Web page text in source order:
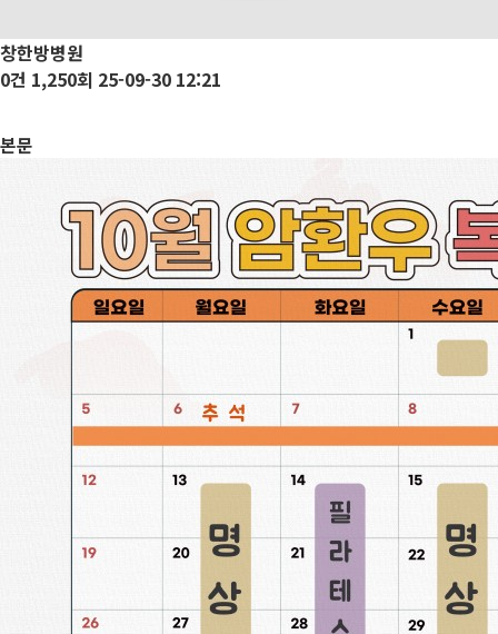
창한방병원
0건 1,250회 25-09-30 12:21
본문